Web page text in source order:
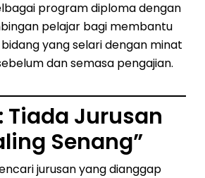
program diploma dengan
pelajar bagi membantu
yang selari dengan minat
dan semasa pengajian.
Tiada Jurusan
Senang”
jurusan yang dianggap